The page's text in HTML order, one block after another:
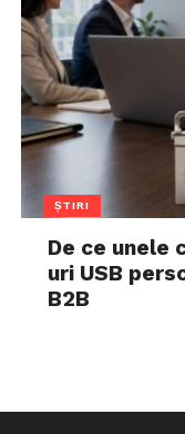
ȘTIRI
De ce unele
uri USB
B2B